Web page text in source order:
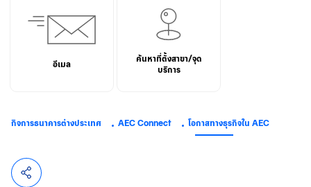
อีเมล
ค้นหาที่ตั้งสาขา/จุด
บริการ
กิจการธนาคารต่างประเทศ AEC Connect โอกาสทางธุรกิจใน AEC